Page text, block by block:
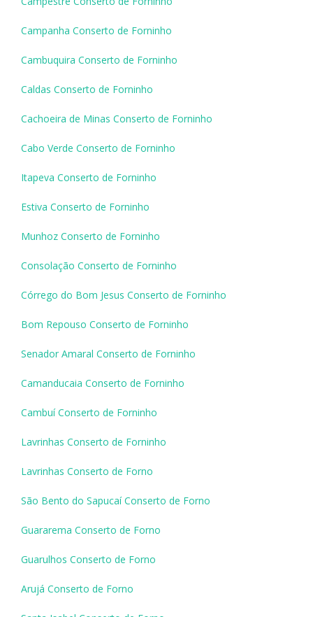
Campanha Conserto de Forninho
Cambuquira Conserto de Forninho
Caldas Conserto de Forninho
Cachoeira de Minas Conserto de Forninho
Cabo Verde Conserto de Forninho
Itapeva Conserto de Forninho
Estiva Conserto de Forninho
Munhoz Conserto de Forninho
Consolação Conserto de Forninho
Córrego do Bom Jesus Conserto de Forninho
Bom Repouso Conserto de Forninho
Senador Amaral Conserto de Forninho
Camanducaia Conserto de Forninho
Cambuí Conserto de Forninho
Lavrinhas Conserto de Forninho
Lavrinhas Conserto de Forno
São Bento do Sapucaí Conserto de Forno
Guararema Conserto de Forno
Guarulhos Conserto de Forno
Arujá Conserto de Forno